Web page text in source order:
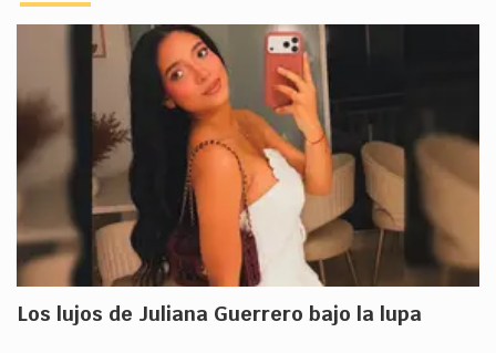
Los lujos de Juliana Guerrero bajo la lupa